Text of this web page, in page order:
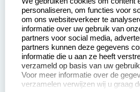
Betaling &
Verzending
Wederverkoper
worden
Sale
personaliseren, om functies voor
om ons websiteverkeer te
informatie over uw gebruik van
partners voor social media,
partners kunnen deze gegevens
informatie die u aan ze heeft
verzameld op basis van uw
Voor meer informatie over de
verzamelen verwijzen wij u graag